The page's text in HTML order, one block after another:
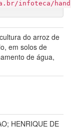
infoteca/
do arroz de
em solos de
de água,
HENRIQUE DE